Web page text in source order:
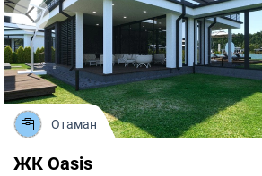
ЖК Oasis
Отаман